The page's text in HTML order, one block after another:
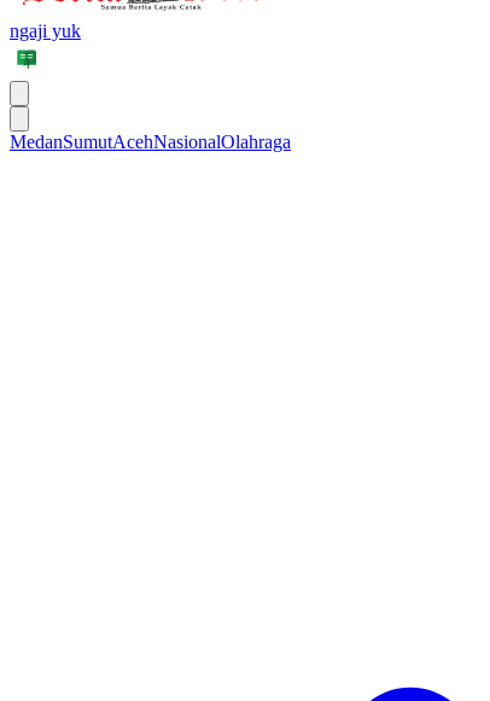
ngaji yuk
MedanSumutAcehNasionalOlahraga